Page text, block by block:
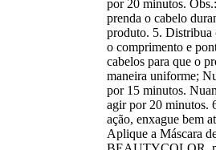
por 20 minutos.
prenda o cabelo
produto. 5. Distribua
o comprimento e
cabelos para que o
maneira uniforme;
por 15 minutos.
agir por 20 minutos.
ação, enxague bem
Aplique a Máscara